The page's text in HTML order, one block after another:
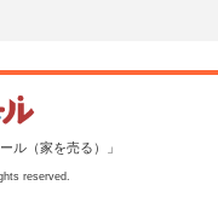
ル（家を売る）」
reserved.